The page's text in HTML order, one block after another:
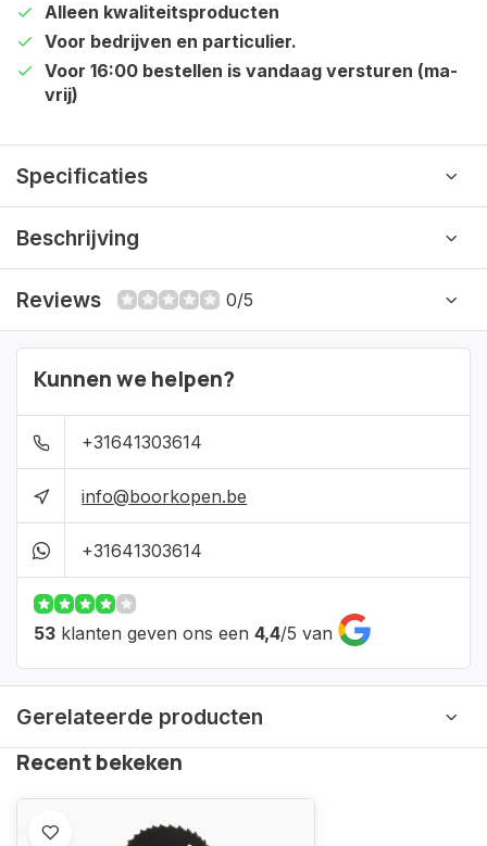
Alleen kwaliteitsproducten
Voor bedrijven en particulier.
Voor 16:00 bestellen is vandaag versturen (ma-
vrij)
Specificaties
Beschrijving
Reviews 0/5
Kunnen we helpen?
+31641303614
info@boorkopen.be
+31641303614
53 klanten geven ons een 4,4/5 van
Gerelateerde producten
Recent bekeken